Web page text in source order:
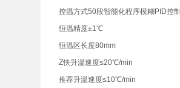
控温方式50段智能化程序模糊PID控制
恒温精度±1℃
恒温区长度80mm
Z快升温速度≤20℃/min
推荐升温速度≤10℃/min